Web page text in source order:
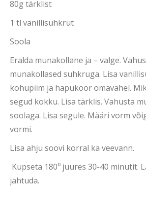
80g tärklist
1 tl vanillisuhkrut
Soola
Eralda munakollane ja – valge.
munakollased suhkruga. Lisa
kohupiim ja hapukoor omavahel.
segud kokku. Lisa tärklis. Vahusta
soolaga. Lisa segule. Määri vorm
vormi.
Lisa ahju soovi korral ka veevann.
Küpseta 180⁰ juures 30-40 minutit.
jahtuda.